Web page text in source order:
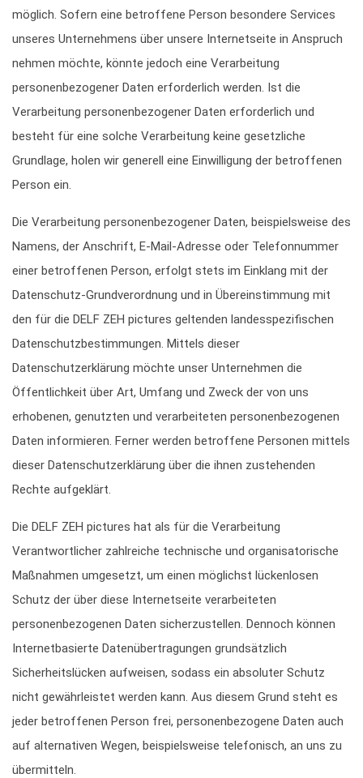
möglich. Sofern eine betroffene Person besondere Services
unseres Unternehmens über unsere Internetseite in Anspruch
nehmen möchte, könnte jedoch eine Verarbeitung
personenbezogener Daten erforderlich werden. Ist die
Verarbeitung personenbezogener Daten erforderlich und
besteht für eine solche Verarbeitung keine gesetzliche
Grundlage, holen wir generell eine Einwilligung der betroffenen
Person ein.
Die Verarbeitung personenbezogener Daten, beispielsweise des
Namens, der Anschrift, E-Mail-Adresse oder Telefonnummer
einer betroffenen Person, erfolgt stets im Einklang mit der
Datenschutz-Grundverordnung und in Übereinstimmung mit
den für die DELF ZEH pictures geltenden landesspezifischen
Datenschutzbestimmungen. Mittels dieser
Datenschutzerklärung möchte unser Unternehmen die
Öffentlichkeit über Art, Umfang und Zweck der von uns
erhobenen, genutzten und verarbeiteten personenbezogenen
Daten informieren. Ferner werden betroffene Personen mittels
dieser Datenschutzerklärung über die ihnen zustehenden
Rechte aufgeklärt.
Die DELF ZEH pictures hat als für die Verarbeitung
Verantwortlicher zahlreiche technische und organisatorische
Maßnahmen umgesetzt, um einen möglichst lückenlosen
Schutz der über diese Internetseite verarbeiteten
personenbezogenen Daten sicherzustellen. Dennoch können
Internetbasierte Datenübertragungen grundsätzlich
Sicherheitslücken aufweisen, sodass ein absoluter Schutz
nicht gewährleistet werden kann. Aus diesem Grund steht es
jeder betroffenen Person frei, personenbezogene Daten auch
auf alternativen Wegen, beispielsweise telefonisch, an uns zu
übermitteln.